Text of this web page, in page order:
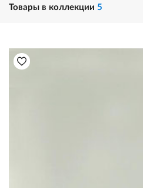
Товары в коллекции 5